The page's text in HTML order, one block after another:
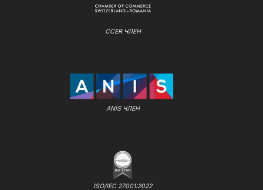
CCER ЧЛЕН
ANIS ЧЛЕН
ISO/IEC 27001:2022